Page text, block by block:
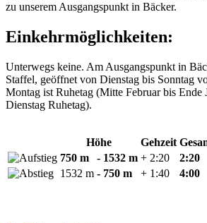
zu unserem Ausgangspunkt in Bäcker.
Einkehrmöglichkeiten:
Unterwegs keine. Am Ausgangspunkt in
Staffel, geöffnet von Dienstag bis Sonntag
Montag ist Ruhetag (Mitte Februar bis Ende
Dienstag Ruhetag).
Höhe Gehzeit
750 m
- 1532 m + 2:20 2:20
1532 m - 750 m + 1:40 4:00